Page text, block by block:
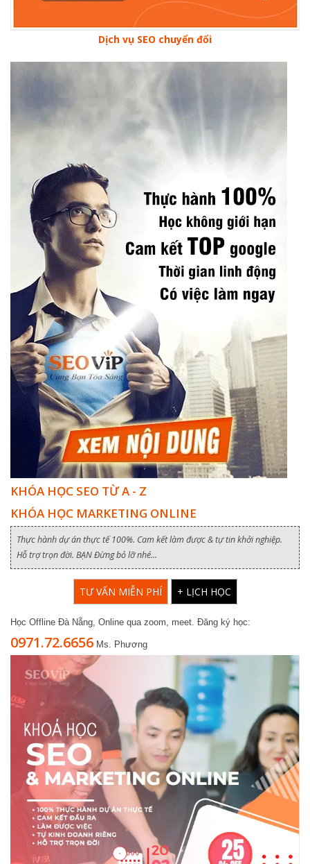
Dịch vụ SEO chuyển đổi
KHÓA HỌC SEO TỪ A - Z
KHÓA HỌC MARKETING ONLINE
Thực hành dự án thực tế 100%. Cam kết làm được & tự tin khởi nghiệp.
Hỗ trợ trọn đời. BẠN Đừng bỏ lỡ nhé...
TƯ VẤN MIỄN PHÍ + LỊCH HỌC
Học Offline Đà Nẵng, Online qua zoom, meet. Đăng ký học:
0971.72.6656 Ms. Phương